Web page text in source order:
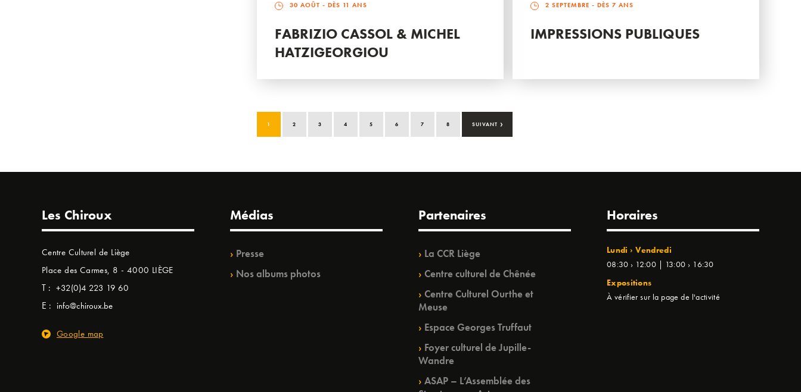
30 AOÛT - DÈS 11 ANS
FABRIZIO CASSOL & MICHEL
HATZIGEORGIOU
2 SEPTEMBRE - DÈS 7 ANS
IMPRESSIONS PUBLIQUES
1 2 3 4 5 6 7 8 SUIVANT ›
Les Chiroux
Centre Culturel de Liège
Place des Carmes, 8 - 4000 LIÈGE
T : +32(0)4 223 19 60
E : info@chiroux.be
Google map
Médias
Presse
Nos albums photos
Partenaires
La CCR Liège
Centre culturel de Chênée
Centre Culturel Ourthe et
Meuse
Espace Georges Truffaut
Foyer culturel de Jupille-
Wandre
ASAP – L’Assemblée des
Horaires
Lundi › Vendredi
08:30 › 12:00 | 13:00 › 16:30
Expositions
À vérifier sur la page de l'activité